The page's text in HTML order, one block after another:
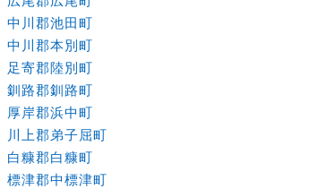
中川郡池田町
中川郡本別町
足寄郡陸別町
釧路郡釧路町
厚岸郡浜中町
川上郡弟子屈町
白糠郡白糠町
標津郡中標津町